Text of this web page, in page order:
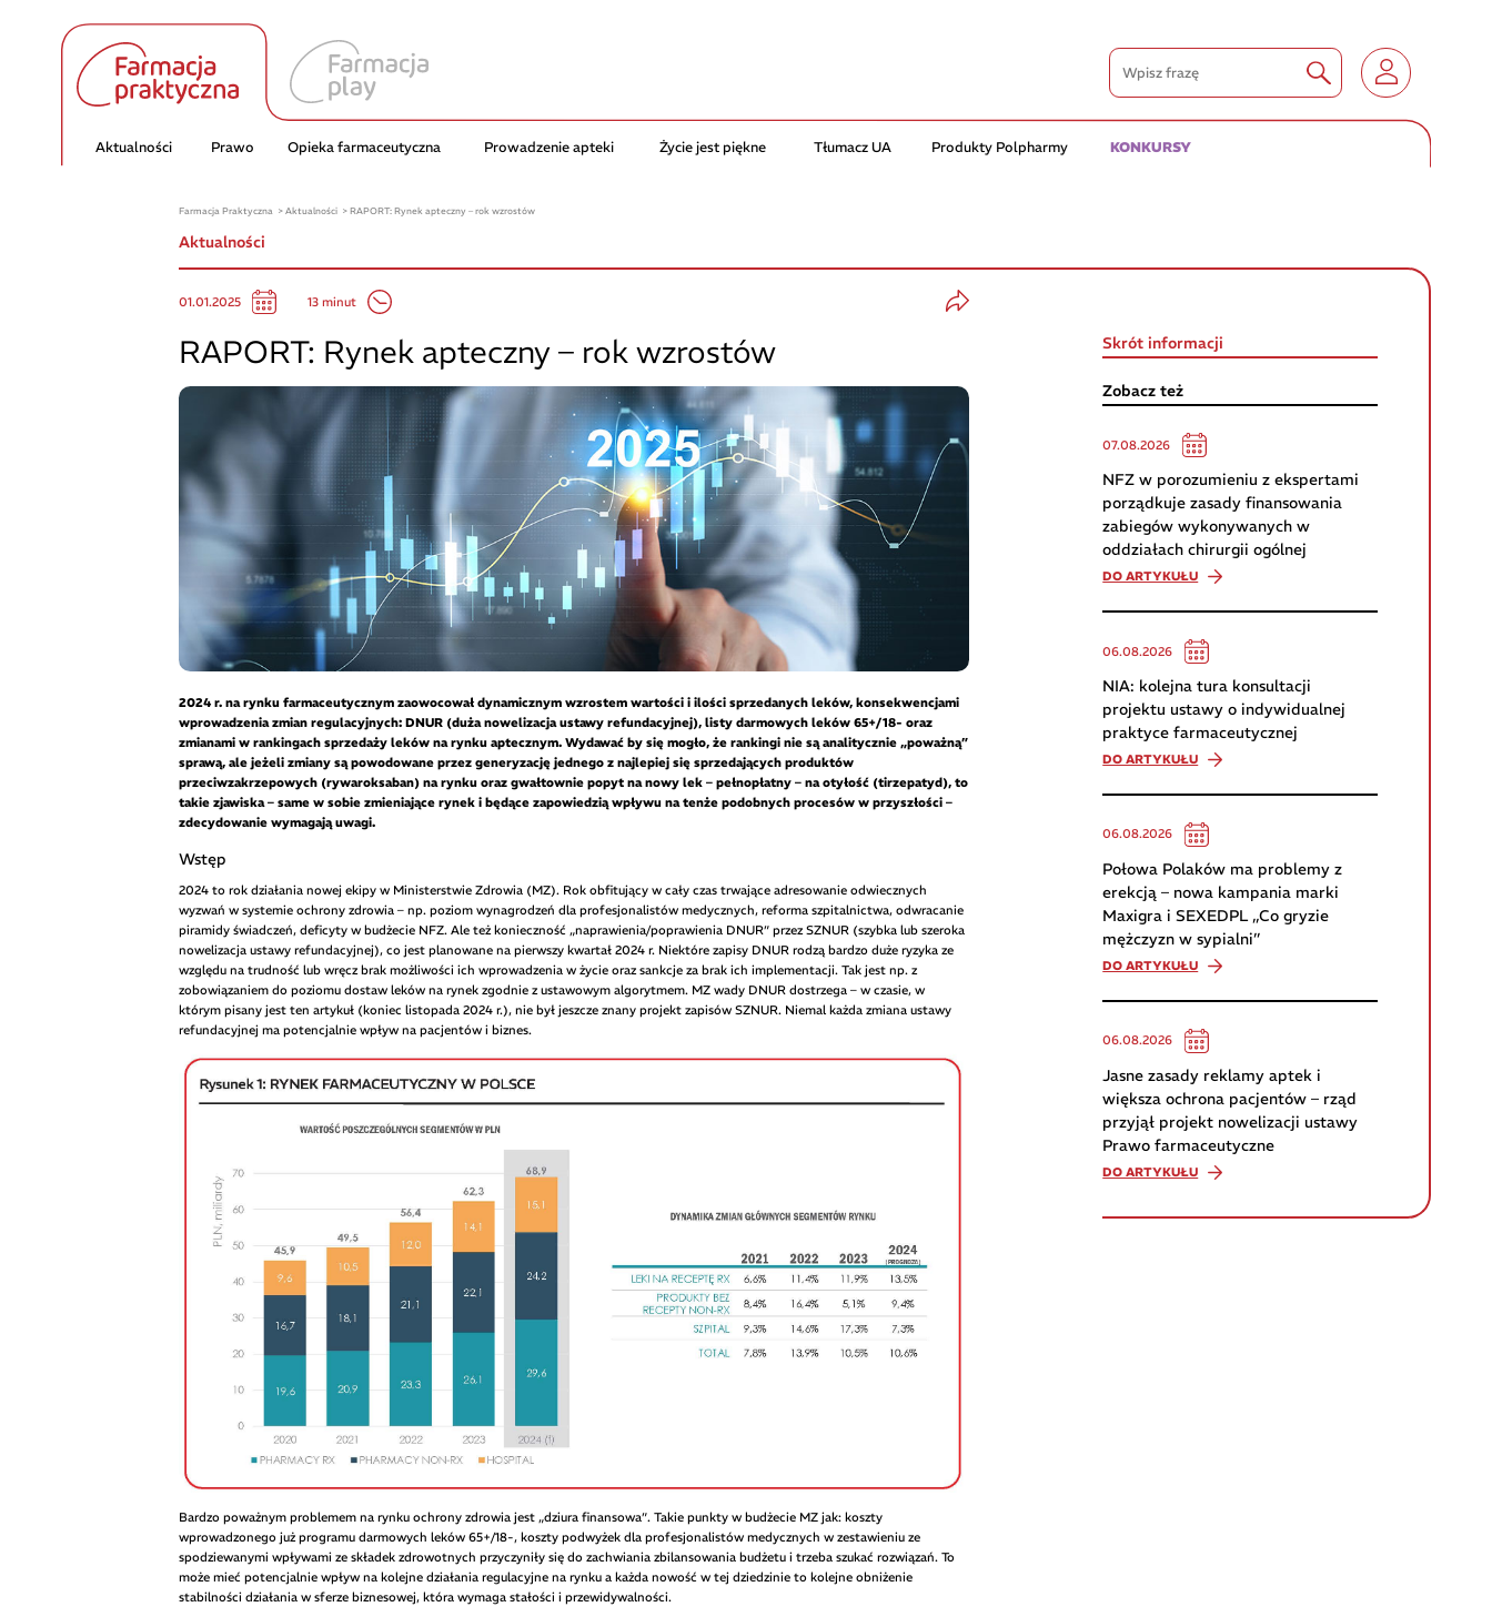
Aktualności Prawo Opieka farmaceutyczna Prowadzenie apteki Życie jest piękne Tłumacz UA Produkty Polpharmy KONKURSY
Farmacja Praktyczna Aktualności RAPORT: Rynek apteczny – rok wzrostów
Aktualności
01.01.2025 13 minut
RAPORT: Rynek apteczny – rok wzrostów
2024 r. na rynku farmaceutycznym zaowocował dynamicznym wzrostem wartości i ilości sprzedanych leków, konsekwencjami
wprowadzenia zmian regulacyjnych: DNUR (duża nowelizacja ustawy refundacyjnej), listy darmowych leków 65+/18- oraz
zmianami w rankingach sprzedaży leków na rynku aptecznym. Wydawać by się mogło, że rankingi nie są analitycznie „poważną”
sprawą, ale jeżeli zmiany są powodowane przez generyzację jednego z najlepiej się sprzedających produktów
przeciwzakrzepowych (rywaroksaban) na rynku oraz gwałtownie popyt na nowy lek – pełnopłatny – na otyłość (tirzepatyd), to
takie zjawiska – same w sobie zmieniające rynek i będące zapowiedzią wpływu na tenże podobnych procesów w przyszłości –
zdecydowanie wymagają uwagi.
Wstęp
2024 to rok działania nowej ekipy w Ministerstwie Zdrowia (MZ). Rok obfitujący w cały czas trwające adresowanie odwiecznych
wyzwań w systemie ochrony zdrowia – np. poziom wynagrodzeń dla profesjonalistów medycznych, reforma szpitalnictwa, odwracanie
piramidy świadczeń, deficyty w budżecie NFZ. Ale też konieczność „naprawienia/poprawienia DNUR” przez SZNUR (szybka lub szeroka
nowelizacja ustawy refundacyjnej), co jest planowane na pierwszy kwartał 2024 r. Niektóre zapisy DNUR rodzą bardzo duże ryzyka ze
względu na trudność lub wręcz brak możliwości ich wprowadzenia w życie oraz sankcje za brak ich implementacji. Tak jest np. z
zobowiązaniem do poziomu dostaw leków na rynek zgodnie z ustawowym algorytmem. MZ wady DNUR dostrzega – w czasie, w
którym pisany jest ten artykuł (koniec listopada 2024 r.), nie był jeszcze znany projekt zapisów SZNUR. Niemal każda zmiana ustawy
refundacyjnej ma potencjalnie wpływ na pacjentów i biznes.
Bardzo poważnym problemem na rynku ochrony zdrowia jest „dziura finansowa”. Takie punkty w budżecie MZ jak: koszty
wprowadzonego już programu darmowych leków 65+/18-, koszty podwyżek dla profesjonalistów medycznych w zestawieniu ze
spodziewanymi wpływami ze składek zdrowotnych przyczyniły się do zachwiania zbilansowania budżetu i trzeba szukać rozwiązań. To
może mieć potencjalnie wpływ na kolejne działania regulacyjne na rynku a każda nowość w tej dziedzinie to kolejne obniżenie
stabilności działania w sferze biznesowej, która wymaga stałości i przewidywalności.
Skrót informacji
Zobacz też
07.08.2026
NFZ w porozumieniu z ekspertami
porządkuje zasady finansowania
zabiegów wykonywanych w
oddziałach chirurgii ogólnej
DO ARTYKUŁU
06.08.2026
NIA: kolejna tura konsultacji
projektu ustawy o indywidualnej
praktyce farmaceutycznej
DO ARTYKUŁU
06.08.2026
Połowa Polaków ma problemy z
erekcją – nowa kampania marki
Maxigra i SEXEDPL „Co gryzie
mężczyzn w sypialni”
DO ARTYKUŁU
06.08.2026
Jasne zasady reklamy aptek i
większa ochrona pacjentów – rząd
przyjął projekt nowelizacji ustawy
Prawo farmaceutyczne
DO ARTYKUŁU